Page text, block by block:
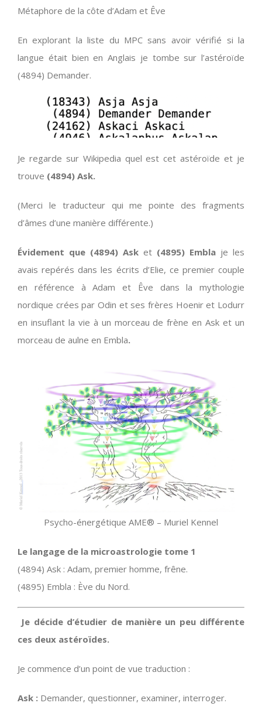
Métaphore de la côte d’Adam et Êve
En explorant la liste du MPC sans avoir vérifié si la
langue était bien en Anglais je tombe sur l’astéroïde
(4894) Demander.
Je regarde sur Wikipedia quel est cet astéroïde et je
trouve (4894) Ask.
(Merci le traducteur qui me pointe des fragments
d’âmes d’une manière différente.)
Évidement que (4894) Ask et (4895) Embla je les
avais repérés dans les écrits d’Elie, ce premier couple
en référence à Adam et Êve dans la mythologie
nordique crées par Odin et ses frères Hoenir et Lodurr
en insuflant la vie à un morceau de frène en Ask et un
morceau de aulne en Embla.
Psycho-énergétique AME® – Muriel Kennel
Le langage de la microastrologie tome 1
(4894) Ask : Adam, premier homme, frêne.
(4895) Embla : Ève du Nord.
Je décide d’étudier de manière un peu différente
ces deux astéroïdes.
Je commence d’un point de vue traduction :
Ask : Demander, questionner, examiner, interroger.